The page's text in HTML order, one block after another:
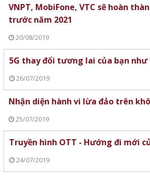
VNPT, MobiFone, VTC sẽ hoàn
trước năm 2021
20/08/2019
5G thay đổi tương lai của bạn như
26/07/2019
Nhận diện hành vi lừa đảo trên
25/07/2019
Truyền hình OTT - Hướng đi mới
24/07/2019